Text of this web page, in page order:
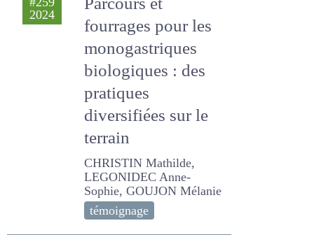
#259
2024
Parcours et
fourrages pour les
monogastriques
biologiques : des
pratiques
diversifiées sur le
terrain
CHRISTIN Mathilde,
LEGONIDEC Anne-Sophie,
GOUJON Mélanie
témoignage